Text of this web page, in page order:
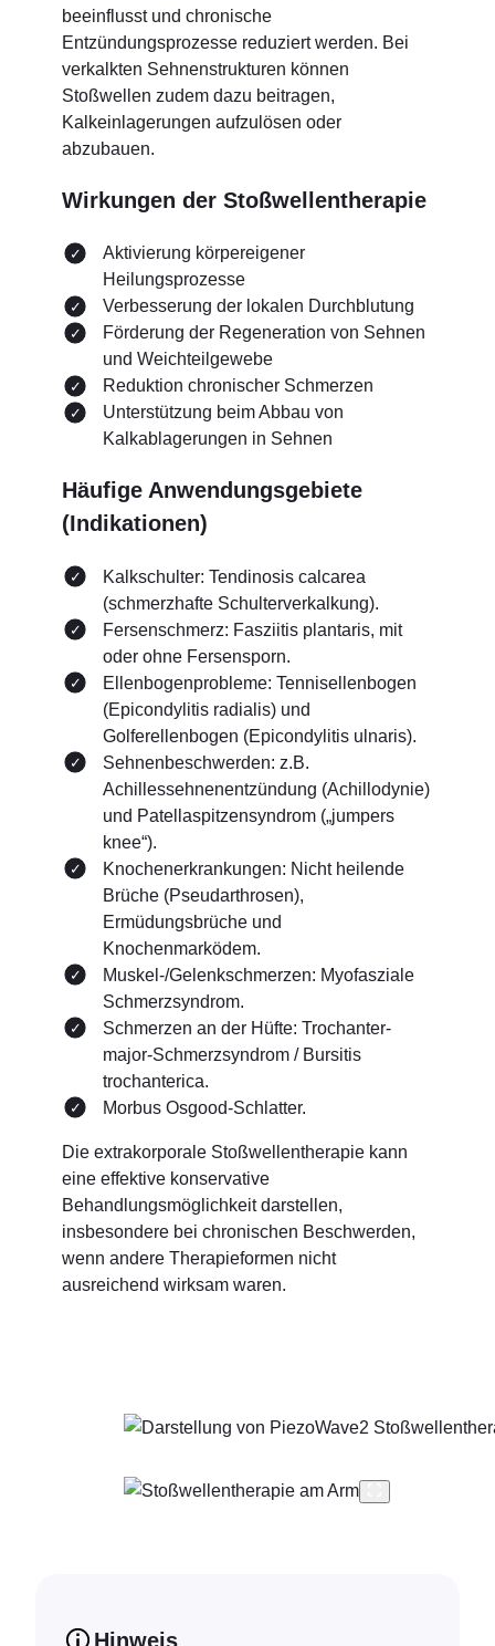
beeinflusst und chronische
Entzündungsprozesse reduziert werden. Bei
verkalkten Sehnenstrukturen können
Stoßwellen zudem dazu beitragen,
Kalkeinlagerungen aufzulösen oder
abzubauen.
Wirkungen der Stoßwellentherapie
Aktivierung körpereigener
Heilungsprozesse
Verbesserung der lokalen Durchblutung
Förderung der Regeneration von Sehnen
und Weichteilgewebe
Reduktion chronischer Schmerzen
Unterstützung beim Abbau von
Kalkablagerungen in Sehnen
Häufige Anwendungsgebiete
(Indikationen)
Kalkschulter: Tendinosis calcarea
(schmerzhafte Schulterverkalkung).
Fersenschmerz: Fasziitis plantaris, mit
oder ohne Fersensporn.
Ellenbogenprobleme: Tennisellenbogen
(Epicondylitis radialis) und
Golferellenbogen (Epicondylitis ulnaris).
Sehnenbeschwerden: z.B.
Achillessehnenentzündung (Achillodynie)
und Patellaspitzensyndrom („jumpers
knee“).
Knochenerkrankungen: Nicht heilende
Brüche (Pseudarthrosen),
Ermüdungsbrüche und
Knochenmarködem.
Muskel-/Gelenkschmerzen: Myofasziale
Schmerzsyndrom.
Schmerzen an der Hüfte: Trochanter-
major-Schmerzsyndrom / Bursitis
trochanterica.
Morbus Osgood-Schlatter.
Die extrakorporale Stoßwellentherapie kann
eine effektive konservative
Behandlungsmöglichkeit darstellen,
insbesondere bei chronischen Beschwerden,
wenn andere Therapieformen nicht
ausreichend wirksam waren.
Hinweis